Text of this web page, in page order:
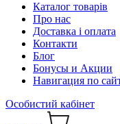
Каталог товарів
Про нас
Доставка і оплата
Контакти
Блог
Бонусы и Акции
Навигация по
Особистий кабінет